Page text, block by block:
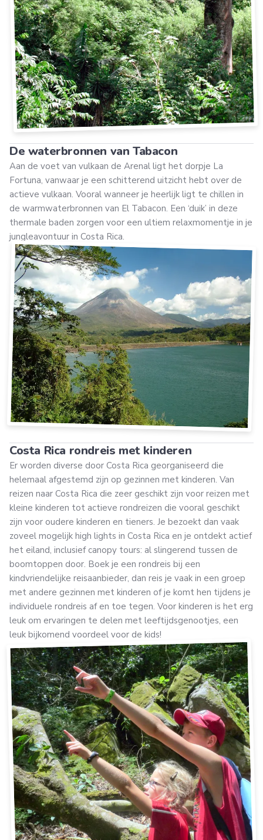
De waterbronnen van Tabacon
Aan de voet van vulkaan de Arenal ligt het dorpje La
Fortuna, vanwaar je een schitterend uitzicht hebt over de
actieve vulkaan. Vooral wanneer je heerlijk ligt te chillen in
de warmwaterbronnen van El Tabacon. Een ‘duik’ in deze
thermale baden zorgen voor een ultiem relaxmomentje in je
jungleavontuur in Costa Rica.
Costa Rica rondreis met kinderen
Er worden diverse door Costa Rica georganiseerd die
helemaal afgestemd zijn op gezinnen met kinderen. Van
reizen naar Costa Rica die zeer geschikt zijn voor reizen met
kleine kinderen tot actieve rondreizen die vooral geschikt
zijn voor oudere kinderen en tieners. Je bezoekt dan vaak
zoveel mogelijk high lights in Costa Rica en je ontdekt actief
het eiland, inclusief canopy tours: al slingerend tussen de
boomtoppen door. Boek je een rondreis bij een
kindvriendelijke reisaanbieder, dan reis je vaak in een groep
met andere gezinnen met kinderen of je komt hen tijdens je
individuele rondreis af en toe tegen. Voor kinderen is het erg
leuk om ervaringen te delen met leeftijdsgenootjes, een
leuk bijkomend voordeel voor de kids!